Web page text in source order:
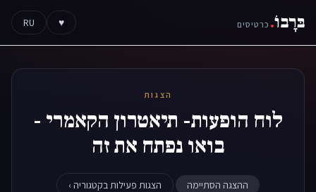
בּרָבוֹ. כרטיסים ♥
RU
הצגות
לוח הופעות- תיאטרון הקאמרי -
בואו נפתח את זה
ההצגה הסתיימה הצגות פעילות בקטגוריה ›